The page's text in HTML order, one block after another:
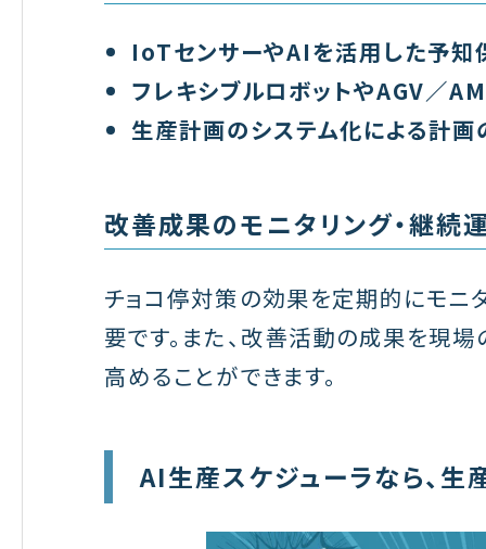
IoTセンサーやAIを活用した予知
フレキシブルロボットやAGV／
生産計画のシステム化による計画
改善成果のモニタリング・継続
チョコ停対策の効果を定期的にモニ
要です。また、改善活動の成果を現
高めることができます。
AI生産スケジューラなら、生